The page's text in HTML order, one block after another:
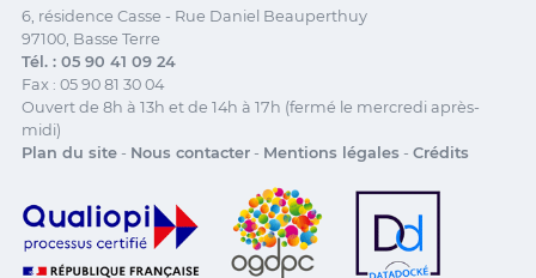
6, résidence Casse - Rue Daniel Beauperthuy
97100, Basse Terre
Tél. : 05 90 41 09 24
Fax : 05 90 81 30 04
Ouvert de 8h à 13h et de 14h à 17h (fermé le mercredi après-
midi)
Plan du site- Nous contacter- Mentions légales - Crédits